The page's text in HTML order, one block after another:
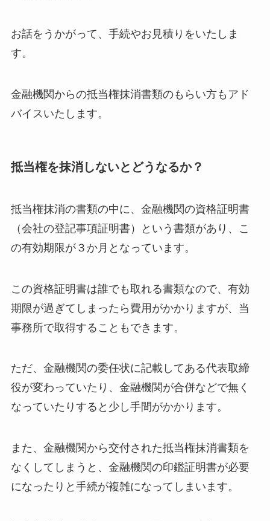
お話をうかがって、手続やお見積りをいたしま
す。
金融機関からの抵当権抹消書類のもらい方もアド
バイスいたします。
抵当権を抹消しないとどうなるか？
抵当権抹消の書類の中に、金融機関の資格証明書
（会社の登記事項証明書）という書類があり、こ
の有効期限が３か月となっています。
この資格証明書は誰でも取れる書類なので、有効
期限が過ぎてしまったら費用がかかりますが、当
事務所で取得することもできます。
ただ、金融機関の委任状に記載してある代表取締
役が変わっていたり、金融機関が合併などで無く
なっていたりすると少し手間がかかります。
また、金融機関から交付された抵当権抹消書類を
なくしてしまうと、金融機関の印鑑証明書が必要
になったりと手続が複雑になってしまいます。